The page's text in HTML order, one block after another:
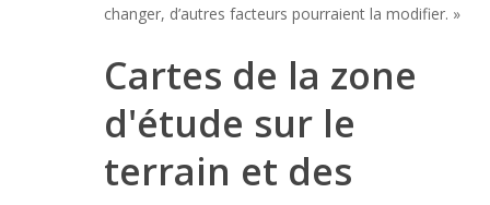
changer, d’autres facteurs pourraient la modifier. »
Cartes de la zone
d'étude sur le
terrain et des